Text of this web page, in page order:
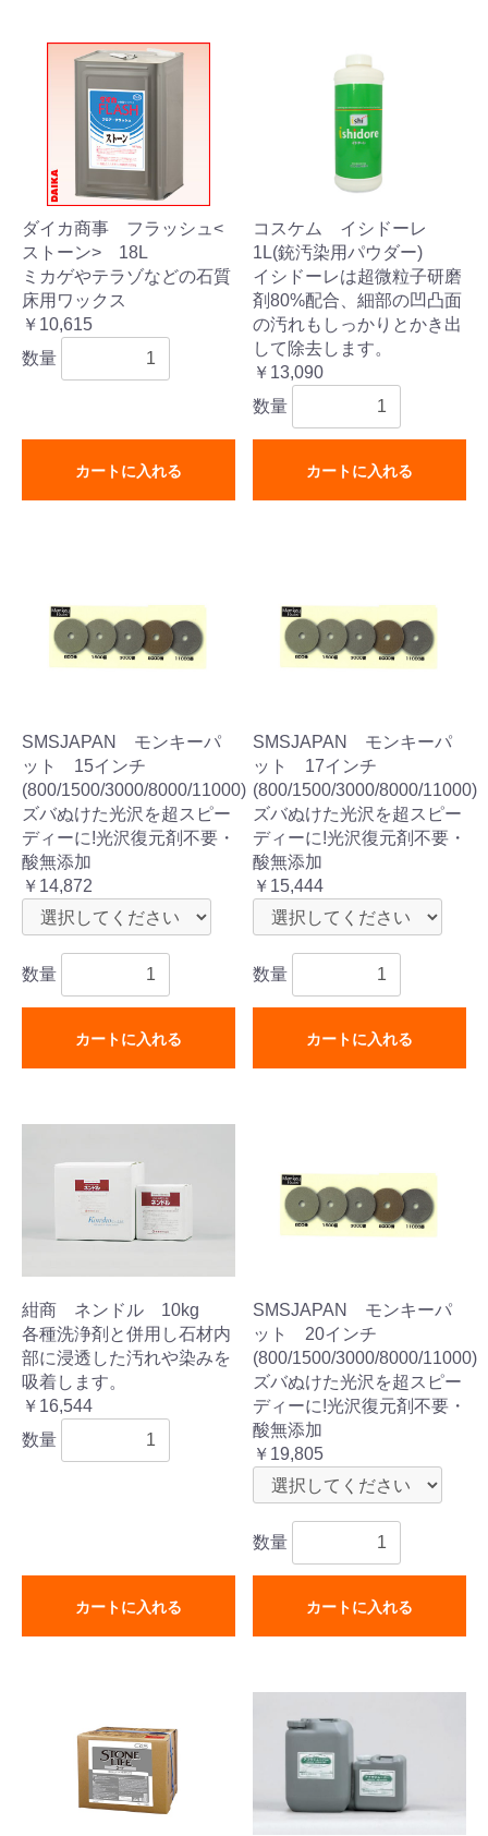
ダイカ商事 フラッシュ<
ストーン> 18L
ミカゲやテラゾなどの石質
床用ワックス
￥10,615
数量
カートに入れる
コスケム イシドーレ
1L(銃汚染用パウダー)
イシドーレは超微粒子研磨
剤80%配合、細部の凹凸面
の汚れもしっかりとかき出
して除去します。
￥13,090
数量
カートに入れる
SMSJAPAN モンキーパ
ット 15インチ
(800/1500/3000/8000/11000)
ズバぬけた光沢を超スピー
ディーに!光沢復元剤不要・
酸無添加
￥14,872
数量
カートに入れる
SMSJAPAN モンキーパ
ット 17インチ
(800/1500/3000/8000/11000)
ズバぬけた光沢を超スピー
ディーに!光沢復元剤不要・
酸無添加
￥15,444
数量
カートに入れる
紺商 ネンドル 10kg
各種洗浄剤と併用し石材内
部に浸透した汚れや染みを
吸着します。
￥16,544
数量
カートに入れる
SMSJAPAN モンキーパ
ット 20インチ
(800/1500/3000/8000/11000)
ズバぬけた光沢を超スピー
ディーに!光沢復元剤不要・
酸無添加
￥19,805
数量
カートに入れる